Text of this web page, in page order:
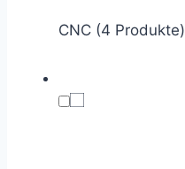
CNC (4 Produkte)